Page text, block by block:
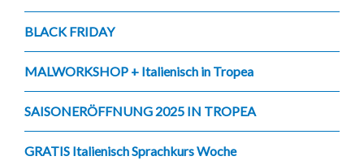
BLACK FRIDAY
MALWORKSHOP + Italienisch in Tropea
SAISONERÖFFNUNG 2025 IN TROPEA
GRATIS Italienisch Sprachkurs Woche